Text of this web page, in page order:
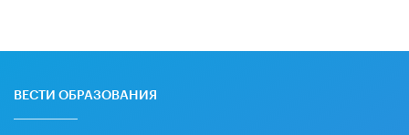
ВЕСТИ ОБРАЗОВАНИЯ